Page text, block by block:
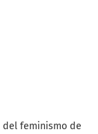
del feminismo de